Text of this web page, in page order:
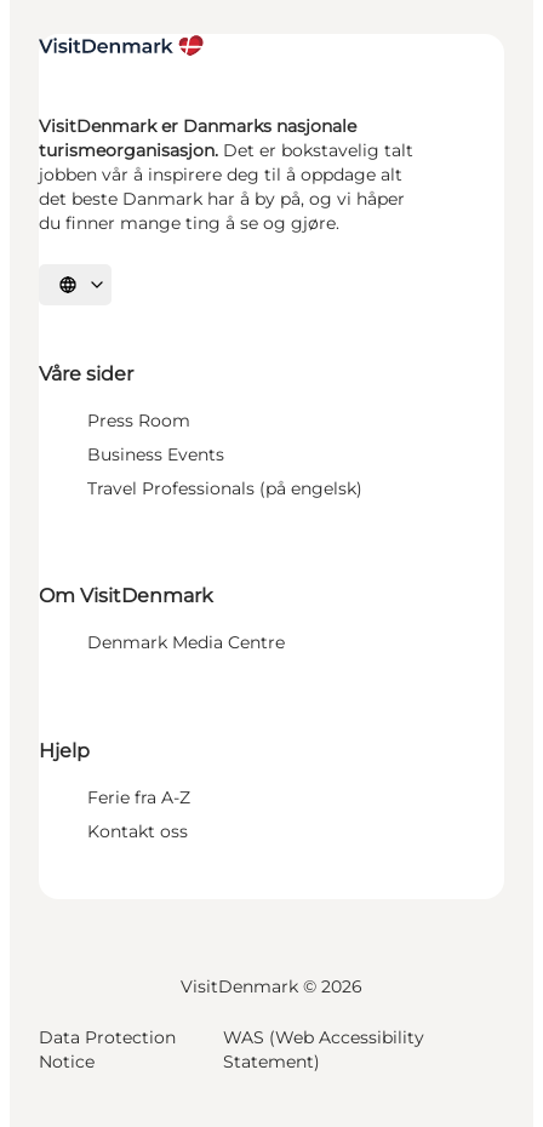
VisitDenmark er Danmarks nasjonale
turismeorganisasjon. Det er bokstavelig talt
jobben vår å inspirere deg til å oppdage alt
det beste Danmark har å by på, og vi håper
du finner mange ting å se og gjøre.
Velg språk
Våre sider
Press Room
Business Events
Travel Professionals (på engelsk)
Om VisitDenmark
Denmark Media Centre
Hjelp
Ferie fra A-Z
Kontakt oss
VisitDenmark © 2026
Data Protection
Notice
WAS (Web Accessibility
Statement)